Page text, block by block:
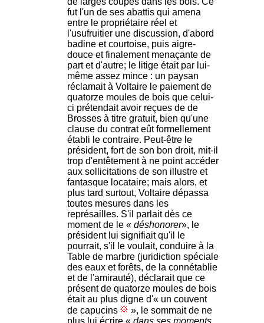
fut l'un de ses abattis qui amena
entre le propriétaire réel et
l'usufruitier une discussion, d'abord
badine et courtoise, puis aigre-
douce et finalement menaçante de
part et d'autre; le litige était par lui-
même assez mince : un paysan
réclamait à Voltaire le paiement de
quatorze moules de bois que celui-
ci prétendait avoir reçues de de
Brosses à titre gratuit, bien qu'une
clause du contrat eût formellement
établi le contraire. Peut-être le
président, fort de son bon droit, mit-il
trop d'entêtement à ne point accéder
aux sollicitations de son illustre et
fantasque locataire; mais alors, et
plus tard surtout, Voltaire dépassa
toutes mesures dans les
représailles. S'il parlait dès ce
moment de le « déshonorer», le
président lui signifiait qu'il le
pourrait, s'il le voulait, conduire à la
Table de marbre (juridiction spéciale
des eaux et forêts, de la connétablie
et de l'amirauté), déclarait que ce
présent de quatorze moules de bois
était au plus digne d'« un couvent
de capucins
», le sommait de ne